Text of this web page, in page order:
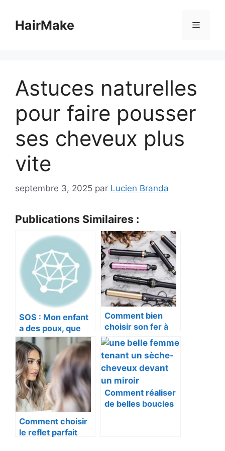
contenuHairMake Menu
Astuces naturelles
pour faire pousser
ses cheveux plus
vite
septembre 3, 2025 par Lucien Branda
Publications Similaires :
SOS : Mon enfant
a des poux, que
faire ?
Comment bien
choisir son fer à
boucler selon son
type de cheveux
Comment choisir
le reflet parfait
Comment réaliser
de belles boucles